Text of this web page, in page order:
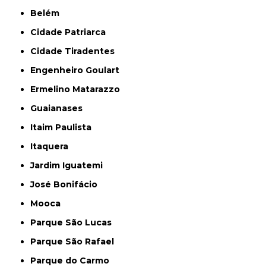
Belém
Cidade Patriarca
Cidade Tiradentes
Engenheiro Goulart
Ermelino Matarazzo
Guaianases
Itaim Paulista
Itaquera
Jardim Iguatemi
José Bonifácio
Mooca
Parque São Lucas
Parque São Rafael
Parque do Carmo